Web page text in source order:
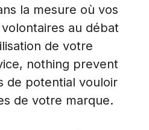
la mesure où vos
au débat
de votre
nothing prevent
de potential vouloir
de votre marque.